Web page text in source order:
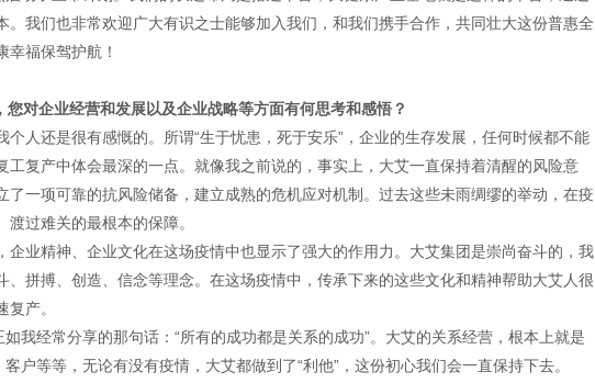
我们也非常欢迎广大有识之士能够加入我们，和我们携手合作，共同壮大这份普惠全
幸福保驾护航！
对企业经营和发展以及企业战略等方面有何思考和感悟？
个人还是很有感慨的。所谓“生于忧患，死于安乐”，企业的生存发展，任何时候都不能
工复产中体会最深的一点。就像我之前说的，事实上，大艾一直保持着清醒的风险意
一项可靠的抗风险储备，建立成熟的危机应对机制。过去这些未雨绸缪的举动，在疫
过难关的最根本的保障。
企业精神、企业文化在这场疫情中也显示了强大的作用力。大艾集团是崇尚奋斗的，我
拼搏、创造、信念等理念。在这场疫情中，传承下来的这些文化和精神帮助大艾人很
产。
我经常分享的那句话：“所有的成功都是关系的成功”。大艾的关系经营，根本上就是
户等等，无论有没有疫情，大艾都做到了“利他”，这份初心我们会一直保持下去。